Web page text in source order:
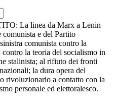
La linea da Marx a Lenin
e del Partito
comunista contro la
la teoria del socialismo in
stalinista; al rifiuto dei fronti
la dura opera del
rivoluzionario a contatto con la
personale ed elettoralesco.